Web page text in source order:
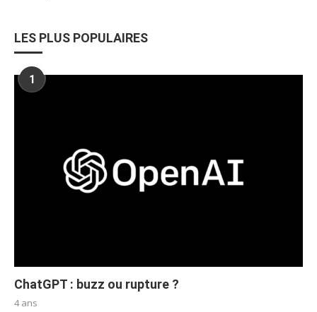
LES PLUS POPULAIRES
1
ChatGPT : buzz ou rupture ?
4 ans